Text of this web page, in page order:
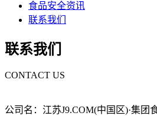
食品安全资讯
联系我们
联系我们
CONTACT US
公司名：江苏J9.COM(中国区)·集团